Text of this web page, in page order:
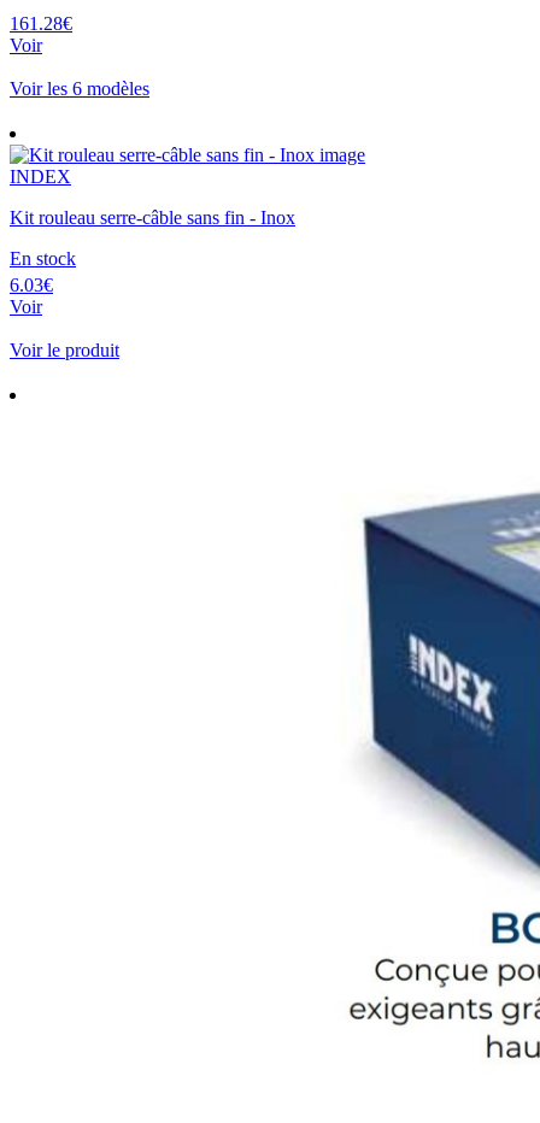
161.28€
Voir
Voir les 6 modèles
INDEX
Kit rouleau serre-câble sans fin - Inox
En stock
6.03€
Voir
Voir le produit